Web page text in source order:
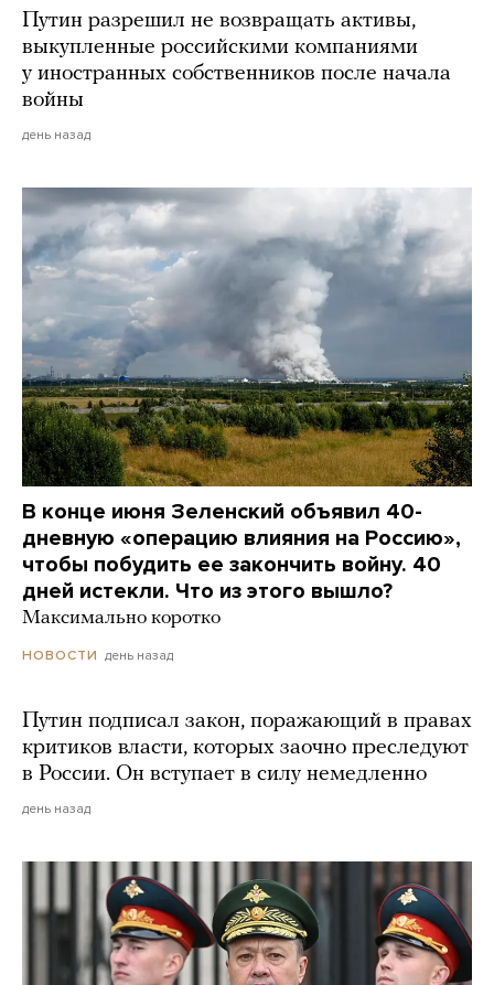
Путин разрешил не возвращать активы,
выкупленные российскими компаниями
у иностранных собственников после начала
войны
день назад
В конце июня Зеленский объявил 40-
дневную «операцию влияния на Россию»,
чтобы побудить ее закончить войну. 40
дней истекли. Что из этого вышло?
Максимально коротко
НОВОСТИ день назад
Путин подписал закон, поражающий в правах
критиков власти, которых заочно преследуют
в России. Он вступает в силу немедленно
день назад